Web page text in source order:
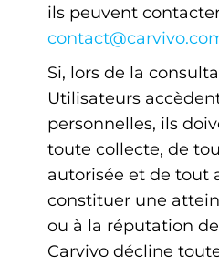
ils peuvent
Si, lors de la
Utilisateurs
personnelles, ils
toute collecte, de
autorisée et de tout
constituer une
ou à la réputation
Carvivo décline